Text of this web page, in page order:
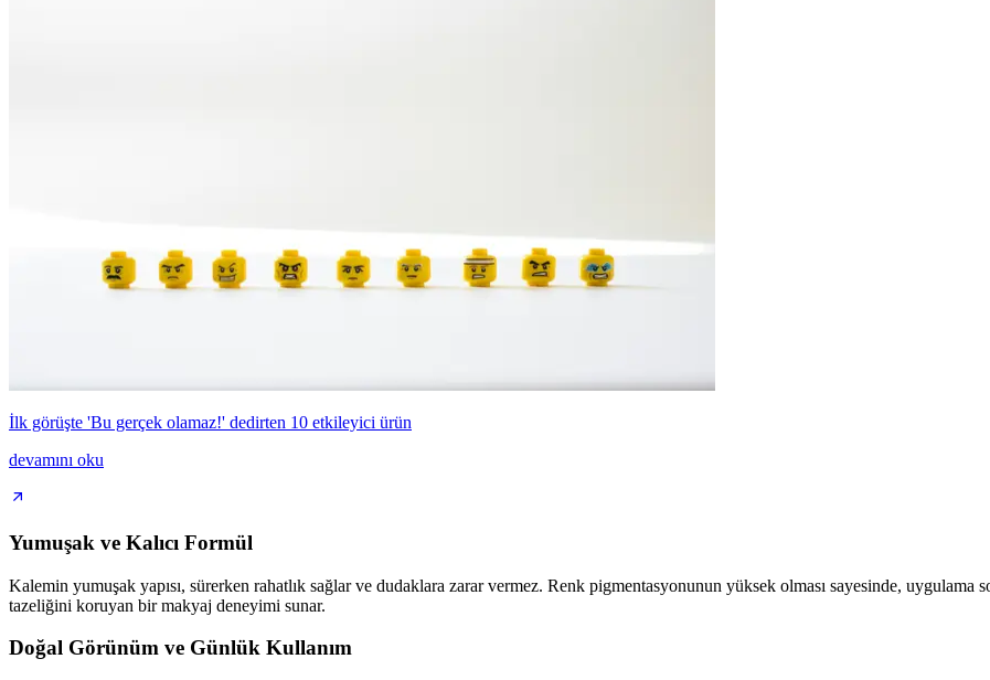
İlk görüşte 'Bu gerçek olamaz!' dedirten 10 etkileyici ürün
devamını oku
Yumuşak ve Kalıcı Formül
Kalemin yumuşak yapısı, sürerken rahatlık sağlar ve dudaklara zarar vermez. Renk pigmentasyonunun yüksek olması sayesinde,
tazeliğini koruyan bir makyaj deneyimi sunar.
Doğal Görünüm ve Günlük Kullanım